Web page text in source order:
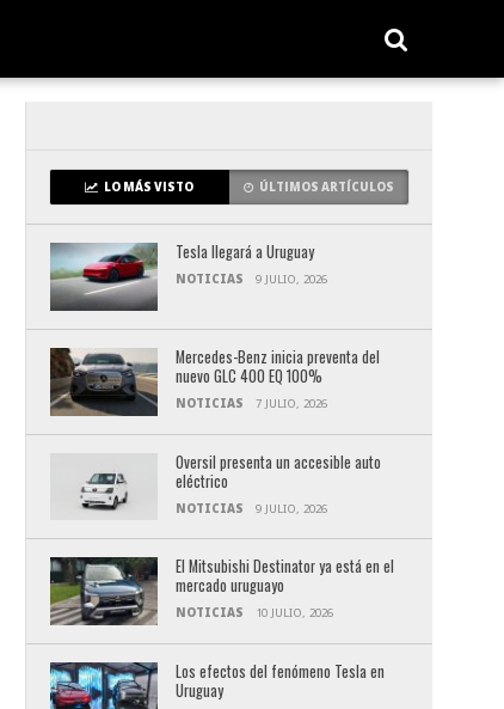
LO MÁS VISTO ÚLTIMOS ARTÍCULOS
Tesla llegará a Uruguay
NOTICIAS 9 JULIO, 2026
Mercedes-Benz inicia preventa del
nuevo GLC 400 EQ 100%
NOTICIAS 7 JULIO, 2026
Oversil presenta un accesible auto
eléctrico
NOTICIAS 9 JULIO, 2026
El Mitsubishi Destinator ya está en el
mercado uruguayo
NOTICIAS 10 JULIO, 2026
Los efectos del fenómeno Tesla en
Uruguay